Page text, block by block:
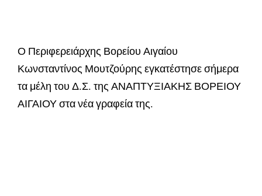
Ο Περιφερειάρχης Βορείου Αιγαίου
Κωνσταντίνος Μουτζούρης εγκατέστησε σήμερα
τα μέλη του Δ.Σ. της ΑΝΑΠΤΥΞΙΑΚΗΣ ΒΟΡΕΙΟΥ
ΑΙΓΑΙΟΥ στα νέα γραφεία της.